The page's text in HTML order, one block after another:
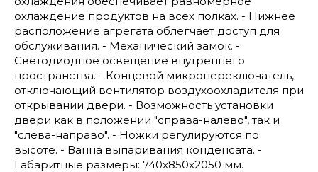
охлаждение продуктов на всех полках. - Нижнее
расположение агрегата облегчает доступ для
обслуживания. - Механический замок. -
Светодиодное освещение внутреннего
пространства. - Концевой микропереключатель,
отключающий вентилятор воздухоохладителя при
открывании двери. - Возможность установки
двери как в положении "справа-налево", так и
"слева-направо". - Ножки регулируются по
высоте. - Ванна выпаривания конденсата. -
Габаритные размеры: 740x850x2050 мм.